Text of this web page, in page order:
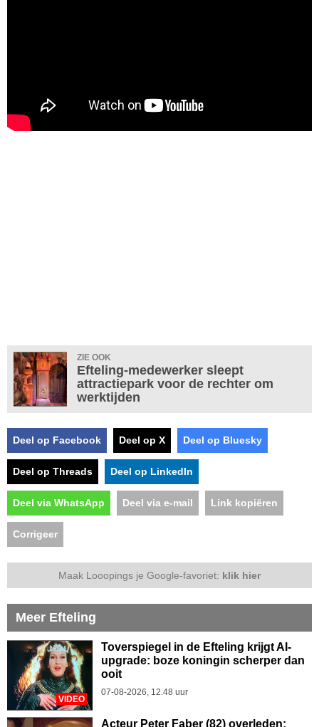
ZIE OOK
Efteling-medewerker sleept
attractiepark voor de rechter om
werktijden
Deel op Facebook Deel op X Deel op Bluesky
Deel op Threads Deel op LinkedIn
Deel via WhatsApp Deel via e-mail Link kopiëren
Corrigeer
Maak Looopings je Google-favoriet: klik hier
Meer Efteling
VIDEO
Toverspiegel in de Efteling krijgt AI-
upgrade: boze koningin scherper dan
ooit
07-08-2026, 12.48 uur
Acteur Peter Faber (82) overleden: